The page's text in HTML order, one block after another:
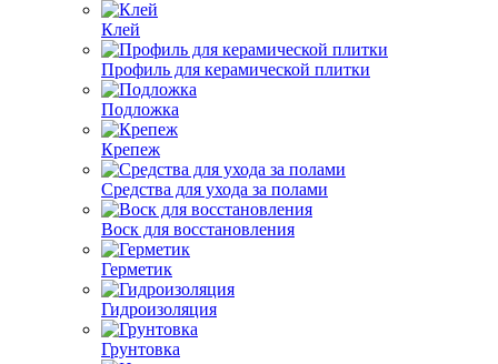
Клей
Профиль для керамической плитки
Подложка
Крепеж
Средства для ухода за полами
Воск для восстановления
Герметик
Гидроизоляция
Грунтовка